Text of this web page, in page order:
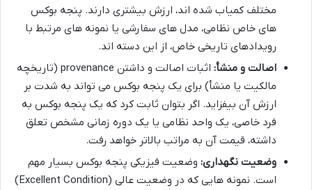
مختلف کمیاب شده اند، ارزش بیشتری دارند. پنجه بوکس
های خاص نظامی، مدل های سفارشی یا نمونه های مرتبط با
رویدادهای تاریخی خاص، از این دسته اند.
اصالت و منشأ:
اثبات اصالت و داشتن provenance (تاریخچه
مالکیت یا منشأ) برای یک پنجه بوکس می تواند به شدت بر
ارزش آن بیفزاید. اگر بتوان ثابت کرد که یک پنجه بوکس به
فرد خاصی، یک واحد نظامی یا یک دوره زمانی مشخص تعلق
داشته، قیمت آن به مراتب بالاتر خواهد رفت.
وضعیت نگهداری: وضعیت فیزیکی پنجه بوکس بسیار مهم
است. نمونه هایی که در وضعیت عالی (Excellent Condition)